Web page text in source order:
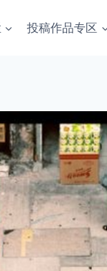
投稿作品专区